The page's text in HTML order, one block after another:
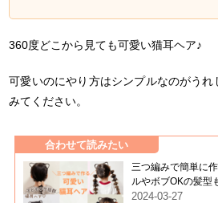
360度どこから見ても可愛い猫耳ヘア♪
可愛いのにやり方はシンプルなのがう
みてください。
合わせて読みたい
三つ編みで簡単に
ルやボブOKの髪型
2024-03-27